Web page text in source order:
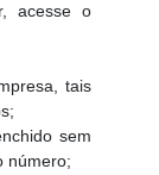
acesse o
tais
sem
número;